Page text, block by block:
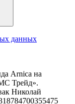
данных
Arnica на
Трейд».
Николай